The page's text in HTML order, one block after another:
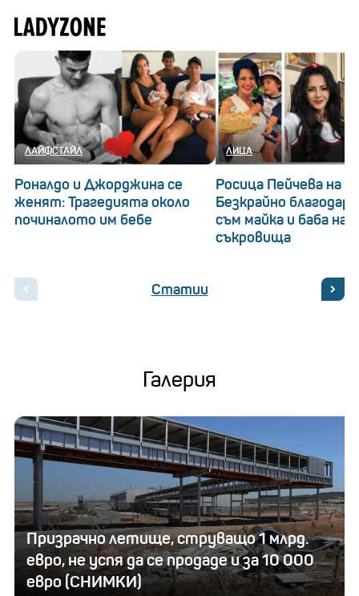
ЛАЙФСТАЙЛ
Роналдо и Джорджина се
женят: Трагедията около
починалото им бебе
ЛИЦА
Росица Пейчева на
Безкрайно
съм майка и баба на
съкровища
Статии
Галерия
Призрачно летище, струващо 1 млрд.
евро, не успя да се продаде и за 10 000
евро (СНИМКИ)